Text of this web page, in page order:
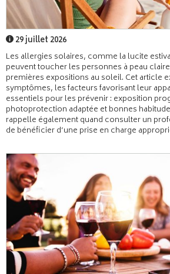
29 juillet 2026
Les allergies solaires, comme la lucite
peuvent toucher les personnes à peau
premières expositions au soleil. Cet article
symptômes, les facteurs favorisant leur
essentiels pour les prévenir : exposition
photoprotection adaptée et bonnes
rappelle également quand consulter un
de bénéficier d’une prise en charge